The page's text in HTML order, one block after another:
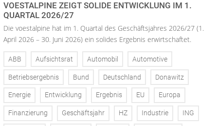
VOESTALPINE ZEIGT SOLIDE ENTWICKLUNG IM 1.
QUARTAL 2026/27
Die voestalpine hat im 1. Quartal des Geschäftsjahres 2026/27 (1.
April 2026 – 30. Juni 2026) ein solides Ergebnis erwirtschaftet.
ABB Aufsichtsrat Automobil Automotive
Betriebsergebnis Bund Deutschland Donawitz
Energie Entwicklung Ergebnis EU Europa
Finanzierung Geschäftsjahr HZ Industrie ING